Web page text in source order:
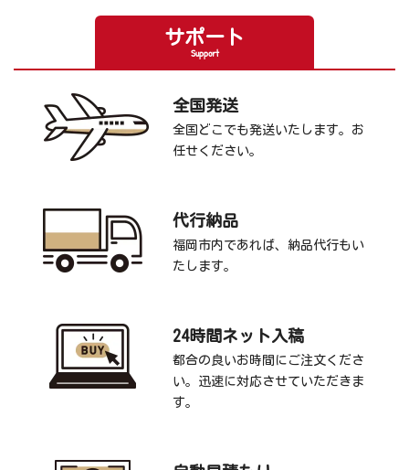
サポート
Support
全国発送
全国どこでも発送いたします。お
任せください。
代行納品
福岡市内であれば、納品代行もい
たします。
24時間ネット入稿
都合の良いお時間にご注文くださ
い。迅速に対応させていただきま
す。